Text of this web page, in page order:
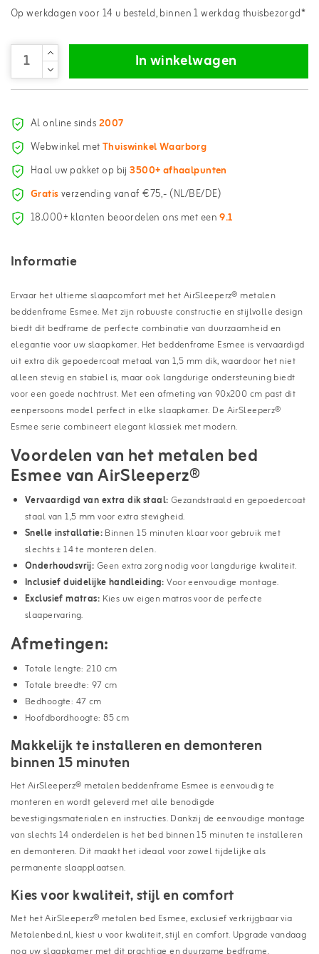
Op werkdagen voor 14 u besteld, binnen 1 werkdag thuisbezorgd*
In winkelwagen
Al online sinds2007
Webwinkel metThuiswinkel Waarborg
Haal uw pakket op bij3500+ afhaalpunten
Gratisverzending vanaf €75,- (NL/BE/DE)
18.000+ klanten beoordelen ons met een9.1
Informatie
Ervaar het ultieme slaapcomfort met het AirSleeperz® metalen
beddenframe Esmee. Met zijn robuuste constructie en stijlvolle design
biedt dit bedframe de perfecte combinatie van duurzaamheid en
elegantie voor uw slaapkamer. Het beddenframe Esmee is vervaardigd
uit extra dik gepoedercoat metaal van 1,5 mm dik, waardoor het niet
alleen stevig en stabiel is, maar ook langdurige ondersteuning biedt
voor een goede nachtrust. Met een afmeting van 90x200 cm past dit
eenpersoons model perfect in elke slaapkamer. De AirSleeperz®
Esmee serie combineert elegant klassiek met modern.
Voordelen van het metalen bed
Esmee van AirSleeperz®
Vervaardigd van extra dik staal: Gezandstraald en gepoedercoat
staal van 1,5 mm voor extra stevigheid.
Snelle installatie:Binnen 15 minuten klaar voor gebruik met
slechts ± 14 te monteren delen.
Onderhoudsvrij: Geen extra zorg nodig voor langdurige kwaliteit.
Inclusief duidelijke handleiding:Voor eenvoudige montage.
Exclusief matras: Kies uw eigen matras voor de perfecte
slaapervaring.
Afmetingen:
Totale lengte: 210 cm
Totale breedte: 97 cm
Bedhoogte: 47 cm
Hoofdbordhoogte: 85 cm
Makkelijk te installeren en demonteren
binnen 15 minuten
Het AirSleeperz® metalen beddenframe Esmee is eenvoudig te
monteren en wordt geleverd met alle benodigde
bevestigingsmaterialen en instructies. Dankzij de eenvoudige montage
van slechts 14 onderdelen is het bed binnen 15 minuten te installeren
en demonteren. Dit maakt het ideaal voor zowel tijdelijke als
permanente slaapplaatsen.
Kies voor kwaliteit, stijl en comfort
Met het AirSleeperz® metalen bed Esmee, exclusief verkrijgbaar via
Metalenbed.nl, kiest u voor kwaliteit, stijl en comfort. Upgrade vandaag